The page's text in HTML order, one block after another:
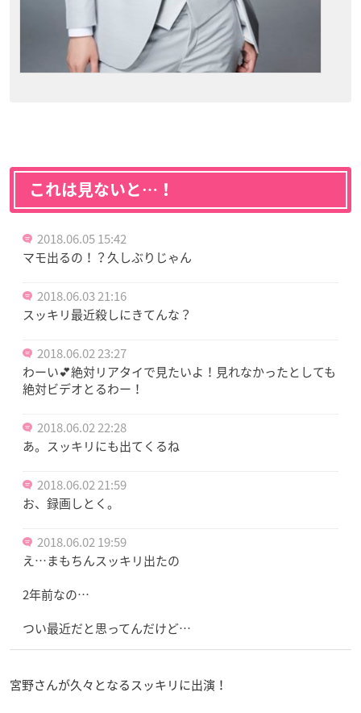
これは見ないと…！
2018.06.05 15:42
マモ出るの！？久しぶりじゃん
2018.06.03 21:16
スッキリ最近殺しにきてんな？
2018.06.02 23:27
わーい💕絶対リアタイで見たいよ！見れなかったとしても
絶対ビデオとるわー！
2018.06.02 22:28
あ。スッキリにも出てくるね
2018.06.02 21:59
お、録画しとく。
2018.06.02 19:59
え…まもちんスッキリ出たの
2年前なの…
つい最近だと思ってんだけど…
宮野さんが久々となるスッキリに出演！